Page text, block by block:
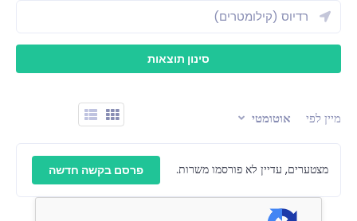
מיין לפי אוטומטי
מצטערים, עדיין לא פורסמו משרות. פרסם בקשה חדשה